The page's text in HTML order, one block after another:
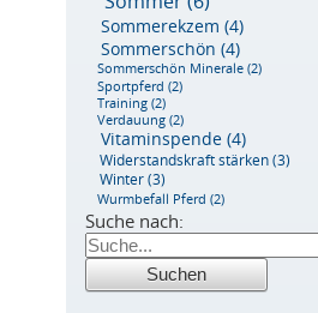
Sommerekzem (4)
Sommerschön (4)
Sommerschön Minerale (2)
Sportpferd (2)
Training (2)
Verdauung (2)
Vitaminspende (4)
Widerstandskraft stärken(3)
Winter(3)
Wurmbefall Pferd (2)
Suche nach: